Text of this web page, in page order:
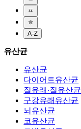
ㅍ
ㅎ
A-Z
유산균
유산균
다이어트유산균
질유래·질유산균
구강유래유산균
뇌유산균
코유산균